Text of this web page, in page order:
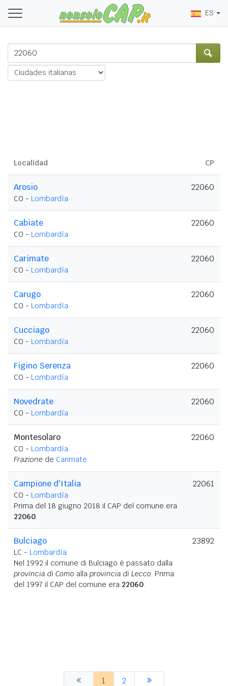
ES
Localidad CP
Arosio
CO - Lombardía
22060
Cabiate
CO - Lombardía
22060
Carimate
CO - Lombardía
22060
Carugo
CO - Lombardía
22060
Cucciago
CO - Lombardía
22060
Figino Serenza
CO - Lombardía
22060
Novedrate
CO - Lombardía
22060
Montesolaro
CO - Lombardía
Frazione de Carimate
22060
Campione d'Italia
CO - Lombardía
Prima del 18 giugno 2018 il CAP del comune era
22060.
22061
Bulciago
LC - Lombardía
Nel 1992 il comune di Bulciago è passato dalla
provincia di Como alla provincia di Lecco. Prima
del 1997 il CAP del comune era 22060.
23892
1 2